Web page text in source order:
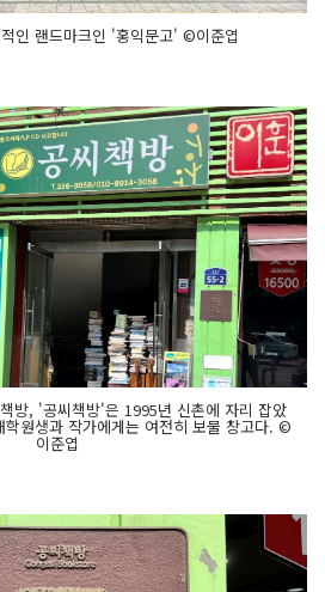
인 랜드마크인 '홍익문고' ©이준엽
방, '공씨책방'은 1995년 신촌에 자리 잡았
원생과 작가에게는 여전히 보물 창고다. ©
이준엽